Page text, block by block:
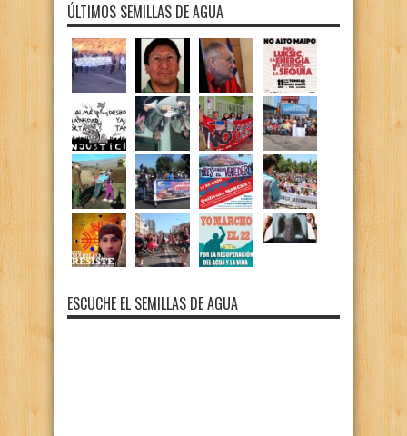
ÚLTIMOS SEMILLAS DE AGUA
ESCUCHE EL SEMILLAS DE AGUA